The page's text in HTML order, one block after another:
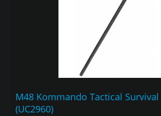
M48 Kommando Tactical
(UC2960)